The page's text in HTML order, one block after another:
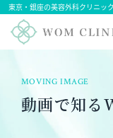
東京・銀座の美容外科クリニッ
MOVING IMAGE
動画で知